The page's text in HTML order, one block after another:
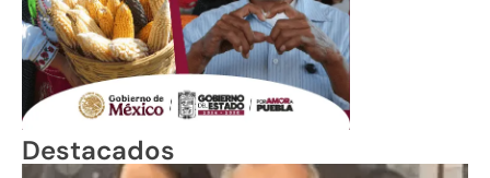
Destacados